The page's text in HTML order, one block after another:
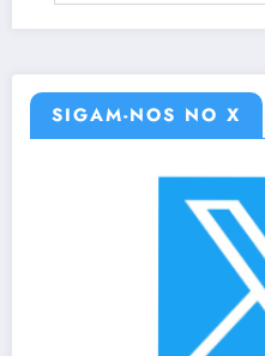
SIGAM-NOS NO X